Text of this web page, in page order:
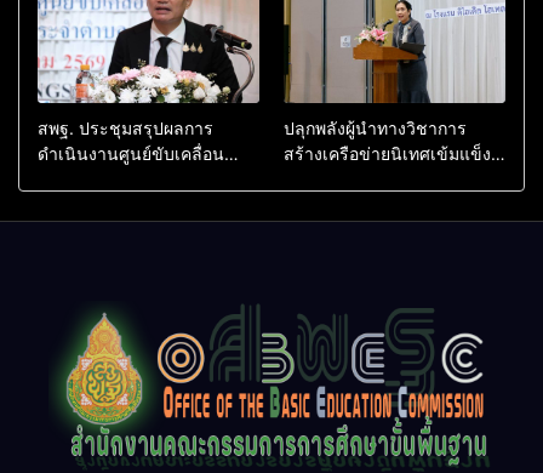
ก.ค.ศ.)
สพฐ. ประชุมสรุปผลการ
ดำเนินงานศูนย์ขับเคลื่อน
ปลุกพลังผู้นำทางวิชาการ
สร้างเครือข่ายนิเทศเข้มแข็ง